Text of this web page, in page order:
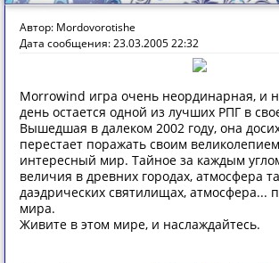
Автор: Mordovorotishe
Дата сообщения: 23.03.2005 22:32
Morrowind игра очень неординарная, и
день остается одной из лучших РПГ в
Вышедшая в далеком 2002 году, она
перестает поражать своим
интересный мир. Тайное за каждым
величия в древних городах, атмосфера
даэдрических святилищах, атмосфера...
мира.
Живите в этом мире, и наслаждайтесь.